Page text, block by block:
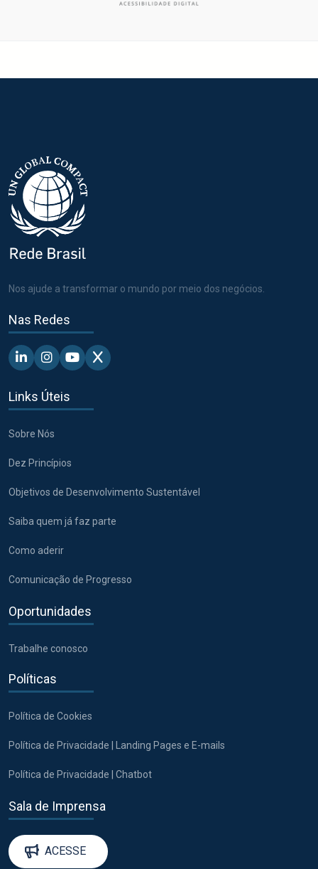
Nos ajude a transformar o mundo por meio dos negócios.
Nas Redes
Linkedin - Pacto Global BR
Instagram - Pacto Global BR
Youtube - Pacto Global BR
X - Pacto Global BR
Links Úteis
Sobre Nós
Dez Princípios
Objetivos de Desenvolvimento Sustentável
Saiba quem já faz parte
Como aderir
Comunicação de Progresso
Oportunidades
Trabalhe conosco
Políticas
Política de Cookies
Política de Privacidade | Landing Pages e E-mails
Política de Privacidade | Chatbot
Sala de Imprensa
ACESSE